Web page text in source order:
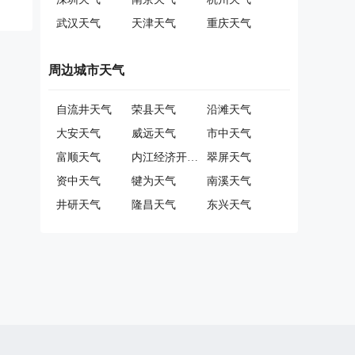
武汉天气
天津天气 重庆天气
周边城市天气
自流井天气 荣县天气
沿滩天气
大安天气
威远天气
市中天气
富顺天气
内江经济开发区天气
翠屏天气
资中天气
犍为天气
南溪天气
井研天气
隆昌天气 东兴天气